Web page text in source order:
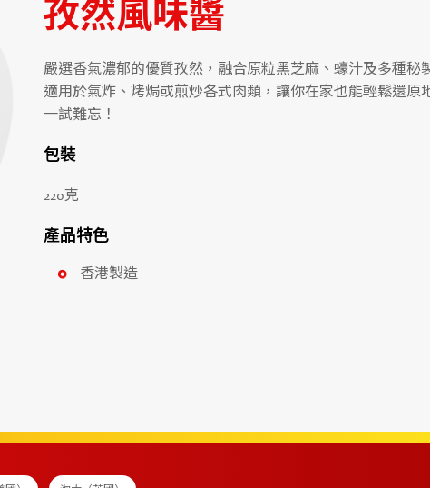
孜然風味醬
嚴選香氣濃郁的優質孜然，融合原粒黑芝麻、蠔汁及多種秘
適用於氣炸、烤焗或煎炒各式肉類，讓你在家也能輕鬆還原
一試難忘！
包裝
220克
產品特色
香港製造